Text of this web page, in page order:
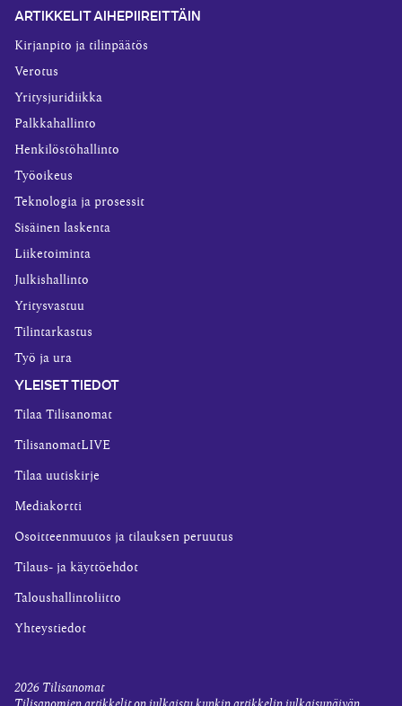
ARTIKKELIT AIHEPIIREITTÄIN
Kirjanpito ja tilinpäätös
Verotus
Yritysjuridiikka
Palkkahallinto
Henkilöstöhallinto
Työoikeus
Teknologia ja prosessit
Sisäinen laskenta
Liiketoiminta
Julkishallinto
Yritysvastuu
Tilintarkastus
Työ ja ura
YLEISET TIEDOT
Tilaa Tilisanomat
TilisanomatLIVE
Tilaa uutiskirje
Mediakortti
Osoitteenmuutos ja tilauksen peruutus
Tilaus- ja käyttöehdot
Taloushallintoliitto
Yhteystiedot
2026 Tilisanomat